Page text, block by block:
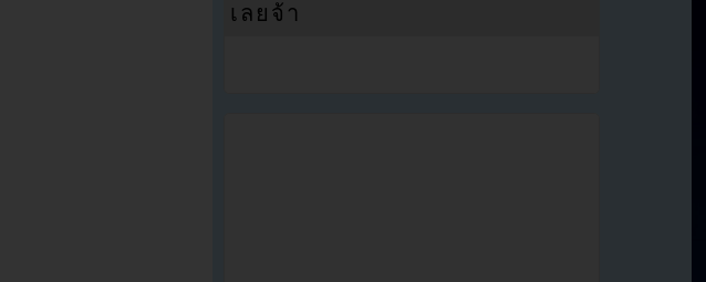
เลยจ้า